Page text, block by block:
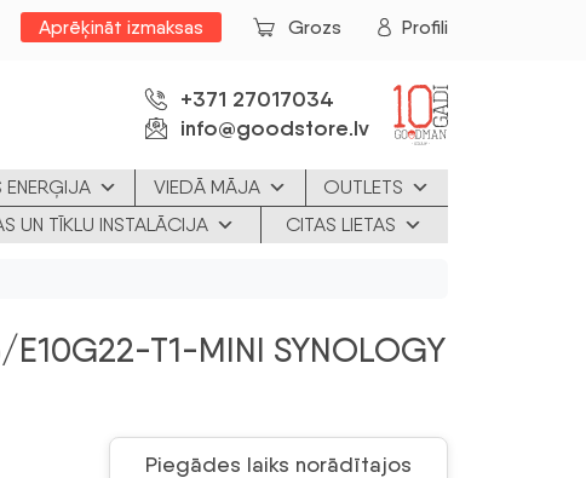
Aprēķināt izmaksas Grozs Profili
+371 27017034
info@goodstore.lv
ENERĢIJA VIEDĀ MĀJA
OUTLETS
UN TĪKLU INSTALĀCIJA CITAS LIETAS
E10G22-T1-MINI SYNOLOGY
Piegādes laiks norādītajos